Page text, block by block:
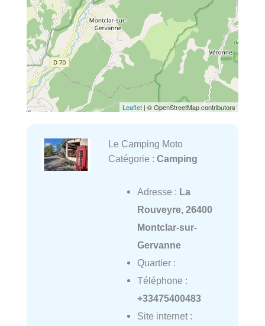
Leaflet | © OpenStreetMap contributors
Le Camping Moto
Catégorie : Camping
Adresse : La
Rouveyre, 26400
Montclar-sur-
Gervanne
Quartier :
Téléphone :
+33475400483
Site internet :